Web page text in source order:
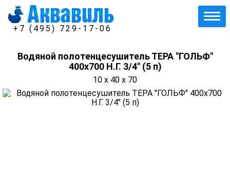
+7 (495) 729-17-06
Водяной полотенцесушитель ТЕРА "ГОЛЬФ"
400х700 Н.Г. 3/4" (5 п)
10 x 40 x 70